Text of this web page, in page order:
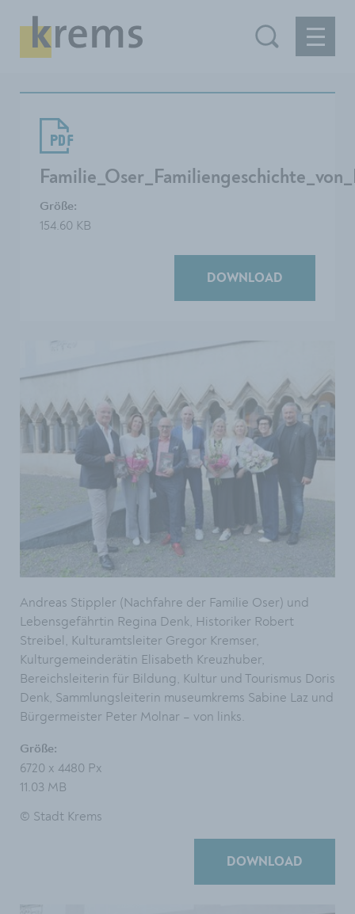
Größe:
154.60 KB
DOWNLOAD
Andreas Stippler (Nachfahre der Familie Oser) und
Lebensgefährtin Regina Denk, Historiker Robert
Streibel, Kulturamtsleiter Gregor Kremser,
Kulturgemeinderätin Elisabeth Kreuzhuber,
Bereichsleiterin für Bildung, Kultur und Tourismus Doris
Denk, Sammlungsleiterin museumkrems Sabine Laz und
Bürgermeister Peter Molnar – von links.
Größe:
6720 x 4480 Px
11.03 MB
© Stadt Krems
DOWNLOAD